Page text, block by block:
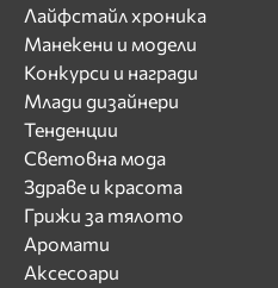
Лайфстайл хроника
Манекени и модели
Конкурси и награди
Млади дизайнери
Тенденции
Световна мода
Здраве и красота
Грижи за тялото
Аромати
Аксесоари